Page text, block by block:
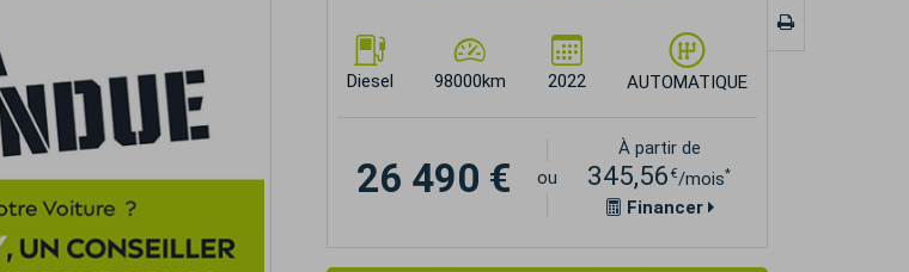
Diesel 98000km 2022 AUTOMATIQUE
26 490 € ou
À partir de
345,56 €/mois*
Financer